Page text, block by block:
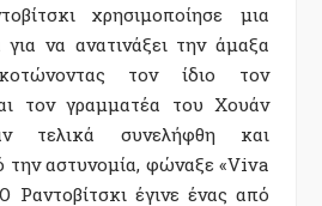
χρησιμοποίησε μια
να ανατινάξει την άμαξα
τον ίδιο τον
τον γραμματέα του Χουάν
τελικά συνελήφθη και
την αστυνομία, φώναξε «Viva
έγινε ένας από